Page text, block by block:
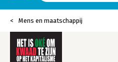
Mens en maatschappij